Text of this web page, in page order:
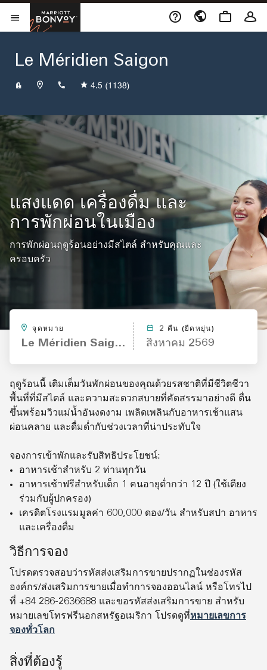
Skip to Content
เปิดเมนูMarriott Bonvoyเปิดในหน้าต่างใหม่
Le Méridien Saigon
+842862636688
4.5 (1138)
แสงแดด เครื่องดื่ม และ
การพักผ่อนในเมือง
การพักผ่อนฤดูร้อนอย่างมีสไตล์ สำหรับคุณและ
ครอบครัว
จุดหมาย
Le Méridien Saigon
2 คืน (ยืดหยุ่น)
สิงหาคม 2569
ฤดูร้อนนี้ เติมเต็มวันพักผ่อนของคุณด้วยรสชาติที่มีชีวิตชีวา
พื้นที่ที่มีสไตล์ และความสะดวกสบายที่คัดสรรมาอย่างดี ตื่น
ขึ้นพร้อมวิวแม่น้ำอันงดงาม เพลิดเพลินกับอาหารเช้าแสน
ผ่อนคลาย และดื่มด่ำกับช่วงเวลาที่น่าประทับใจ
จองการเข้าพักและรับสิทธิประโยชน์:
อาหารเช้าสำหรับ 2 ท่านทุกวัน
อาหารเช้าฟรีสำหรับเด็ก 1 คนอายุต่ำกว่า 12 ปี ( ใช้เตียง
ร่วมกับผู้ปกครอง)
เครดิตโรงแรมมูลค่า 600,000 ดอง/วัน สำหรับสปา อาหาร
และเครื่องดื่ม
วิธีการจอง
โปรดตรวจสอบว่ารหัสส่งเสริมการขายปรากฏในช่องรหัส
องค์กร/ส่งเสริมการขายเมื่อทำการจองออนไลน์ หรือโทรไป
ที่ +84 286-2636688 และขอรหัสส่งเสริมการขาย สำหรับ
หมายเลขโทรฟรีนอกสหรัฐอเมริกา โปรดดูที่หมายเลขการ
จองทั่วโลก
สิ่งที่ต้องรู้